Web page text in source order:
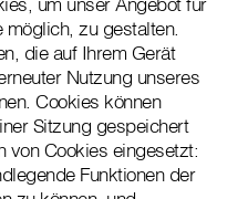
zu gestalten.
die auf Ihrem Gerät
Nutzung unseres
Cookies können
Sitzung gespeichert
von Cookies eingesetzt:
Funktionen der